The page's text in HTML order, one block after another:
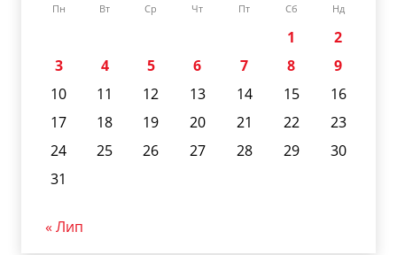
Пн Вт Ср Чт Пт Сб Нд
1
2
3
4 5 6 7 8
9
10
11 12 13 14 15
16
17
18 19 20 21 22
23
24
25 26 27 28 29
30
31
« Лип